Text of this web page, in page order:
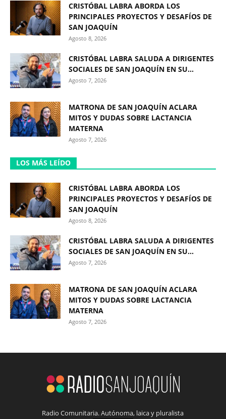
CRISTÓBAL LABRA ABORDA LOS
PRINCIPALES PROYECTOS Y DESAFÍOS DE
SAN JOAQUÍN
Agosto 8, 2026
CRISTÓBAL LABRA SALUDA A DIRIGENTES
SOCIALES DE SAN JOAQUÍN EN SU...
Agosto 7, 2026
MATRONA DE SAN JOAQUÍN ACLARA
MITOS Y DUDAS SOBRE LACTANCIA
MATERNA
Agosto 7, 2026
LOS MÁS LEÍDO
CRISTÓBAL LABRA ABORDA LOS
PRINCIPALES PROYECTOS Y DESAFÍOS DE
SAN JOAQUÍN
Agosto 8, 2026
CRISTÓBAL LABRA SALUDA A DIRIGENTES
SOCIALES DE SAN JOAQUÍN EN SU...
Agosto 7, 2026
MATRONA DE SAN JOAQUÍN ACLARA
MITOS Y DUDAS SOBRE LACTANCIA
MATERNA
Agosto 7, 2026
Radio Comunitaria. Autónoma, laica y pluralista